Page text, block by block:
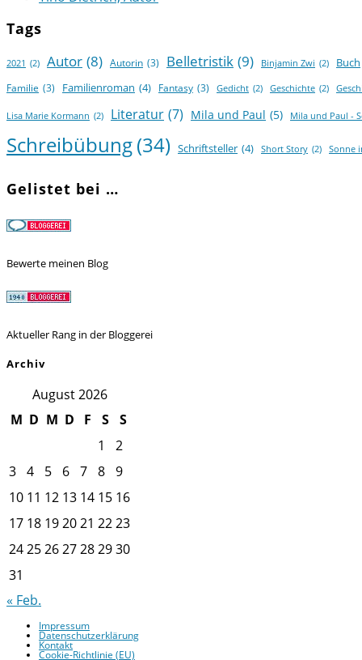
Tags
2021 (2) Autor (8) Autorin (3) Belletristik (9) Binjamin Zwi (2) Buch
Familie (3) Familienroman (4) Fantasy (3) Gedicht (2) Geschichte (2)
Lisa Marie Kormann (2) Literatur (7) Mila und Paul (5) Mila und Paul -
Schreibübung(34) Schriftsteller (4) Short Story (2) Sonne
Gelistet bei …
Bewerte meinen Blog
Aktueller Rang in der Bloggerei
Archiv
August 2026
M D M D F S
S
1
2
3 4 5 6 7 8 9
10 11 12 13 14 15 16
17 18 192021 2223
24252627282930
31
« Feb.
Impressum
Datenschutzerklärung
Kontakt
Cookie-Richtlinie (EU)